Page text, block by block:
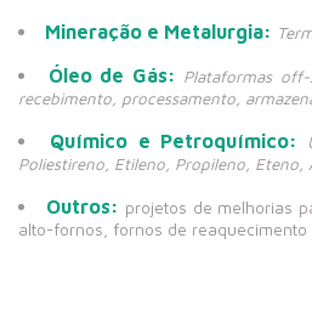
Mineração e Metalurgia:
Óleo de Gás: Plataformas
recebimento, processamento,
Químico e Petroquímico:
Poliestireno, Etileno, Propileno,
Outros: projetos de melhorias
alto-fornos, fornos de